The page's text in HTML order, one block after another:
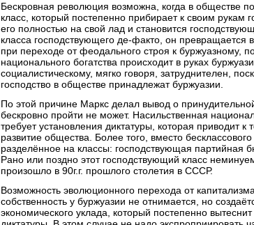
Бескровная революция возможна, когда в обществе
класс, который постепенно прибирает к своим рукам
его полностью на свой лад и становится
класса господствующего де-факто, он
при переходе от феодального строя к буржуазному,
национального богатства происходит в руках
социалистическому, мягко говоря, затруднителен,
господство в обществе принадлежат буржуазии.
По этой причине Маркс делал вывод о
бескровно пройти не может. Насильственная
требует установления диктатуры, которая приводит
развитие общества. Более того, вместо
разделённое на классы: господствующая партийная
Рано или поздно этот господствующий класс
произошло в 90г.г. прошлого столетия в СССР.
Возможность эволюционного перехода от
собственность у буржуазии не отнимается, но
экономического уклада, который постепенно